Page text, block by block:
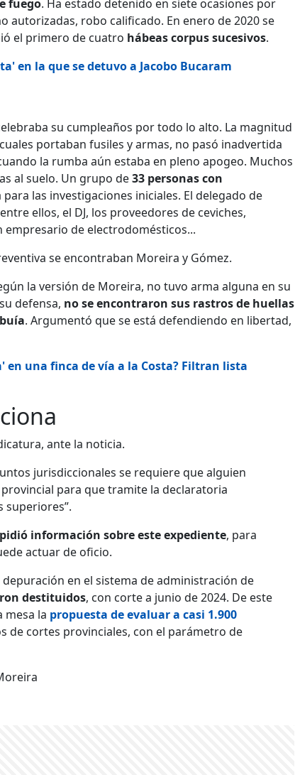
fuego. Ha estado detenido en siete ocasiones por
autorizadas, robo calificado. En enero de 2020 se
el primero de cuatro hábeas corpus sucesivos.
en la que se detuvo a Jacobo Bucaram
su cumpleaños por todo lo alto. La magnitud
portaban fusiles y armas, no pasó inadvertida
la rumba aún estaba en pleno apogeo. Muchos
al suelo. Un grupo de33 personas con
las investigaciones iniciales. El delegado de
ellos, el DJ, los proveedores de ceviches,
de electrodomésticos...
se encontraban Moreira y Gómez.
la versión de Moreira, no tuvo arma alguna en su
defensa, no se encontraron sus rastros de huellas
. Argumentó que se está defendiendo en libertad,
una finca de vía a la Costa? Filtran lista
ante la noticia.
jurisdiccionales se requiere que alguien
para que tramite la declaratoria
superiores”.
información sobre este expediente, para
actuar de oficio.
en el sistema de administración de
destituidos, con corte a junio de 2024. De este
mesa la propuesta de evaluar a casi 1.900
de cortes provinciales, con el parámetro de